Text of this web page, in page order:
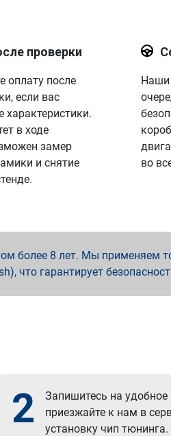
проверки
оплату после
если вас
характеристики.
в ходе
замер
и снятие
Наши
во
более 8 лет. Мы применяем
что гарантирует
2
Запишитесь на удобное
приезжайте к нам в
установку чип тюнинга.